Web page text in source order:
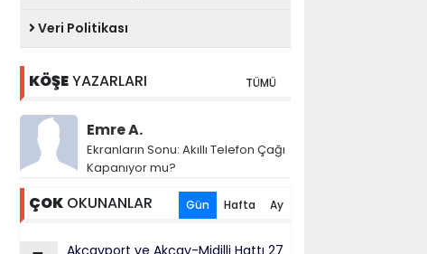
Veri Politikası
KÖŞEYAZARLARI TÜMÜ
Emre A.
Ekranların Sonu: Akıllı Telefon Çağı
Kapanıyor mu?
ÇOKOKUNANLAR Gün Hafta Ay
Akçayport ve Akçay-Midilli Hattı 27